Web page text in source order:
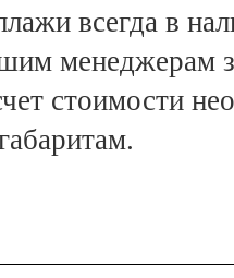
всегда в
менеджерам
стоимости